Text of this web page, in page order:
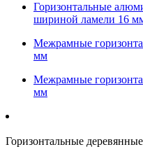
Горизонтальные
шириной ламели 16
Межрамные
мм
Межрамные
мм
Горизонтальные деревянные